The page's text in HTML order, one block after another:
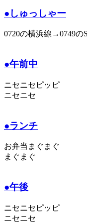
●しゅっしゃー
0720の横浜線→0749の
●午前中
ニセニセピッピ
ニセニセ
●ランチ
お弁当まぐまぐ
まぐまぐ
●午後
ニセニセピッピ
ニセニセ